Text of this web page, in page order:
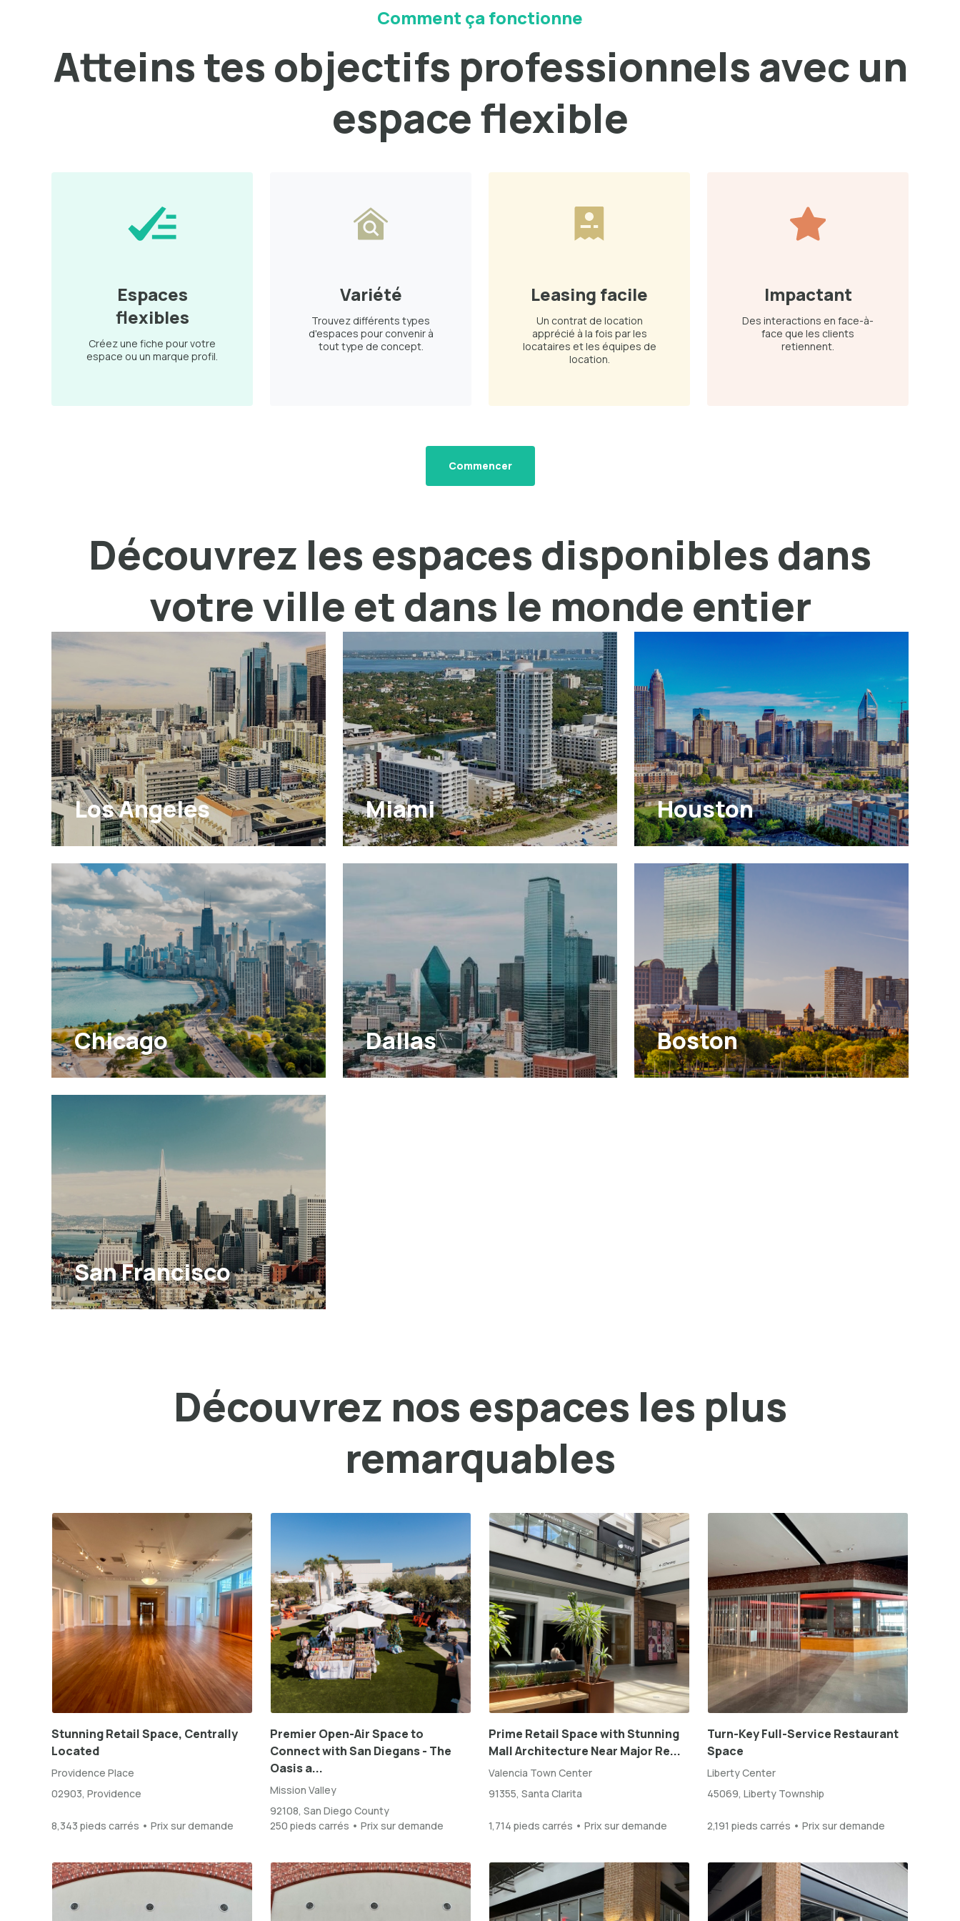
Comment ça fonctionne
Atteins tes objectifs professionnels avec un
espace flexible
Espaces
flexibles
Créez une fiche pour votre
espace ou un marque profil.
Variété
Trouvez différents types
d'espaces pour convenir à
tout type de concept.
Leasing facile
Un contrat de location
apprécié à la fois par les
locataires et les équipes de
location.
Impactant
Des interactions en face-à-
face que les clients
retiennent.
Commencer
Découvrez les espaces disponibles dans
votre ville et dans le monde entier
Los Angeles Miami Houston
Chicago Dallas Boston
San Francisco
Découvrez nos espaces les plus
remarquables
Stunning Retail Space, Centrally
Located
Providence Place
02903, Providence
8,343 pieds carrés • Prix sur demande
Premier Open-Air Space to
Connect with San Diegans - The
Oasis a...
Mission Valley
92108, San Diego County
250 pieds carrés • Prix sur demande
Prime Retail Space with Stunning
Mall Architecture Near Major Re...
Valencia Town Center
91355, Santa Clarita
1,714 pieds carrés • Prix sur demande
Turn-Key Full-Service Restaurant
Space
Liberty Center
45069, Liberty Township
2,191 pieds carrés • Prix sur demande